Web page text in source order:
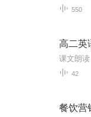
550
高二英
课文朗
42
餐饮营